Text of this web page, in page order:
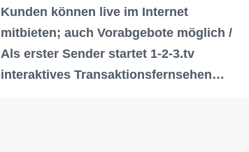
Kunden können live im Internet
mitbieten; auch Vorabgebote möglich /
Als erster Sender startet 1-2-3.tv
interaktives Transaktionsfernsehen…